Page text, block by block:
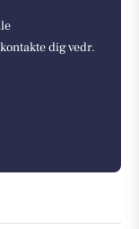
dig vedr.